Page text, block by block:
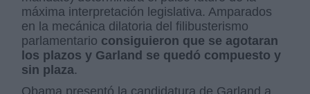
máxima interpretación legislativa. Amparados
en la mecánica dilatoria del filibusterismo
parlamentario consiguieron que se agotaran
los plazos y Garland se quedó compuesto y
sin plaza.